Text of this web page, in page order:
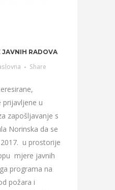
JAVNIH RADOVA
Share
prijavljene u
zapošljavanje s
Norinska da se
u prostorije
mjere javnih
programa na
požara i